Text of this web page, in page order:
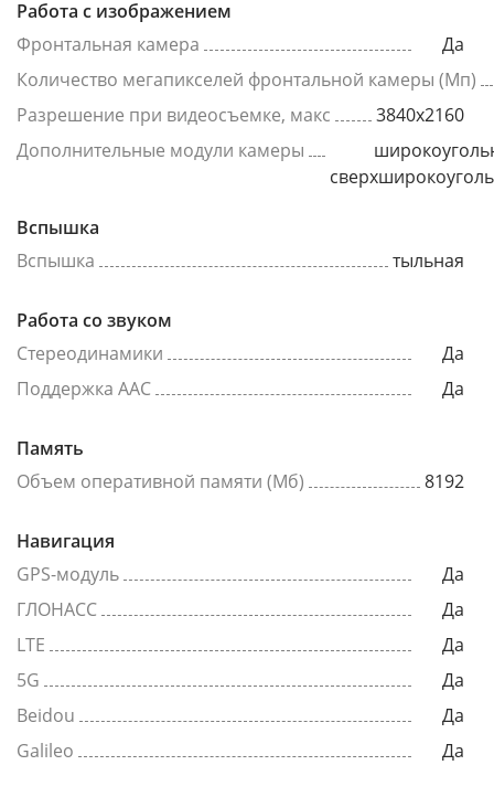
Работа с изображением
Фронтальная камера
Да
Количество мегапикселей фронтальной камеры (Мп)
Разрешение при видеосъемке, макс
3840x2160
Дополнительные модули камеры
Вспышка
Вспышка
тыльная
Работа со звуком
Стереодинамики
Да
Поддержка AAC
Да
Память
Объем оперативной памяти (Мб)
8192
Навигация
GPS-модуль
Да
ГЛОНАСС
Да
LTE
Да
5G
Да
Beidou
Да
Galileo
Да